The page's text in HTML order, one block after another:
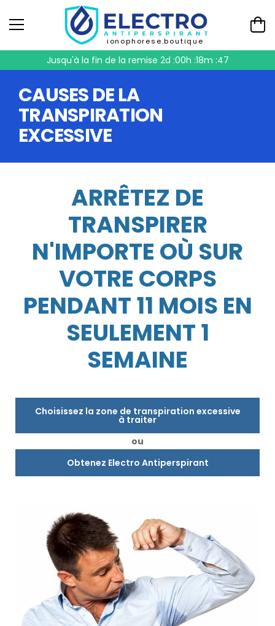
ionophorese.boutique
Jusqu'à la fin de la remise 2d :00h :18m :46
CAUSES DE LA
TRANSPIRATION
EXCESSIVE
ARRÊTEZ DE
TRANSPIRER
N'IMPORTE OÙ SUR
VOTRE CORPS
PENDANT 11 MOIS EN
SEULEMENT 1
SEMAINE
Choisissez la zone de transpiration excessive
à traiter
ou
Obtenez Electro Antiperspirant